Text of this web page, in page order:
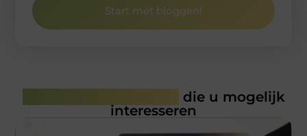
Start met bloggen!
die u mogelijk
interesseren